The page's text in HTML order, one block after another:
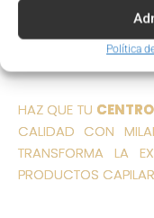
Política
OPCIONES
DESCUBRE NUESTRO
LOS PRODUCTOS
HAZ QUE TU
CALIDAD CON
TRANSFORMA LA
PRODUCTOS